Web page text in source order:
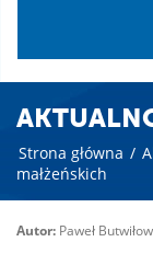
Strona główna /
małżeńskich
Autor: Paweł